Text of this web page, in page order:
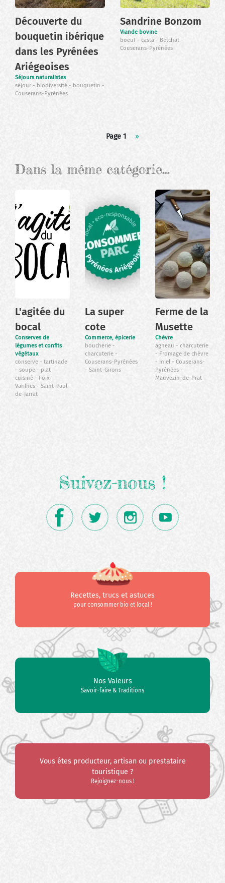
Découverte du
bouquetin ibérique
dans les Pyrénées
Ariégeoises
Séjours naturalistes
séjour
biodiversité
bouquetin
Couserans-Pyrénées
Sandrine Bonzom
Viande bovine
boeuf
casta
Betchat
Couserans-Pyrénées
Page 1
Page
››
Dans la même catégorie…
L'agitée du
bocal
Conserves de
légumes et confits
végétaux
conserve
tartinade
soupe
plat
cuisiné
Foix-
Varilhes
Saint-Paul-
de-Jarrat
La super
cote
Commerce, épicerie
boucherie
charcuterie
Couserans-Pyrénées
Saint-Girons
Ferme de la
Musette
Chèvre
agneau
charcuterie
Fromage de chèvre
miel
Couserans-
Pyrénées
Mauvezin-de-Prat
Suivez-nous !
Recettes, trucs et astuces
pour consommer bio et local !
Nos Valeurs
Savoir-faire & Traditions
Vous êtes producteur, artisan ou prestataire
touristique ?
Rejoignez-nous !